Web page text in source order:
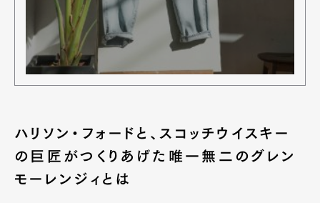
ハリソン・フォードと、スコッチウイスキー
の巨匠がつくりあげた唯一無二のグレン
モーレンジィとは